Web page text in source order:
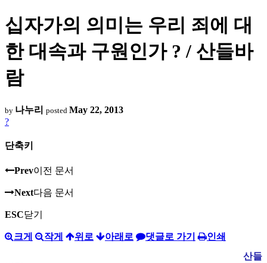
십자가의 의미는 우리 죄에 대
한 대속과 구원인가 ? / 산들바
람
by 나누리 posted May 22, 2013
?
단축키
Prev이전 문서
Next다음 문서
ESC닫기
크게 작게 위로 아래로 댓글로 가기
인쇄
산들